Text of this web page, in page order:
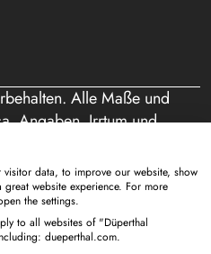
Alle Maße und
Angaben. Irrtum und
Angebot richtet sich
im Sinne des § 14
findet nicht statt.
und eine etwaige
Sie als Unternehmer
data, to improve our website, show
website experience. For more
the settings.
to all websites of "Düperthal
dueperthal.com.